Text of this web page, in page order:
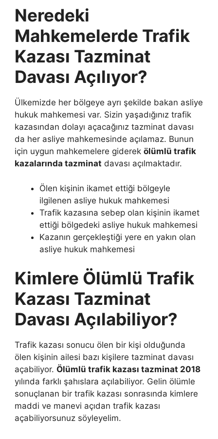
Neredeki
Mahkemelerde Trafik
Kazası Tazminat
Davası Açılıyor?
Ülkemizde her bölgeye ayrı şekilde bakan asliye
hukuk mahkemesi var. Sizin yaşadığınız trafik
kazasından dolayı açacağınız tazminat davası
da her asliye mahkemesinde açılamaz. Bunun
için uygun mahkemelere giderek ölümlü trafik
kazalarında tazminat davası açılmaktadır.
Ölen kişinin ikamet ettiği bölgeyle
ilgilenen asliye hukuk mahkemesi
Trafik kazasına sebep olan kişinin ikamet
ettiği bölgedeki asliye hukuk mahkemesi
Kazanın gerçekleştiği yere en yakın olan
asliye hukuk mahkemesi
Kimlere Ölümlü Trafik
Kazası Tazminat
Davası Açılabiliyor?
Trafik kazası sonucu ölen bir kişi olduğunda
ölen kişinin ailesi bazı kişilere tazminat davası
açabiliyor. Ölümlü trafik kazası tazminat 2018
yılında farklı şahıslara açılabiliyor. Gelin ölümle
sonuçlanan bir trafik kazası sonrasında kimlere
maddi ve manevi açıdan trafik kazası
açabiliyorsunuz söyleyelim.